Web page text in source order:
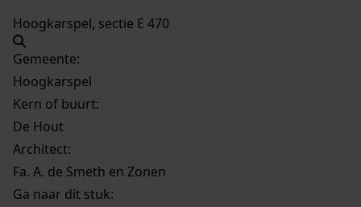
Hoogkarspel, sectie E 470
Gemeente:
Hoogkarspel
Kern of buurt:
De Hout
Architect:
Fa. A. de Smeth en Zonen
Ga naar dit stuk: